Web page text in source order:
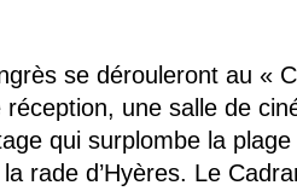
se dérouleront au «
une salle de
qui surplombe la
rade d’Hyères. Le